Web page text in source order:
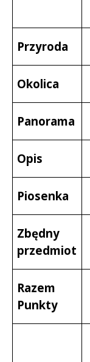
Przyroda
Okolica
Panorama
Opis
Piosenka
Zbędny
przedmiot
Razem
Punkty